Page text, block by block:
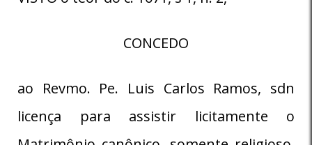
CONCEDO
ao Revmo. Pe. Luis Carlos Ramos, sdn
licença para assistir licitamente o